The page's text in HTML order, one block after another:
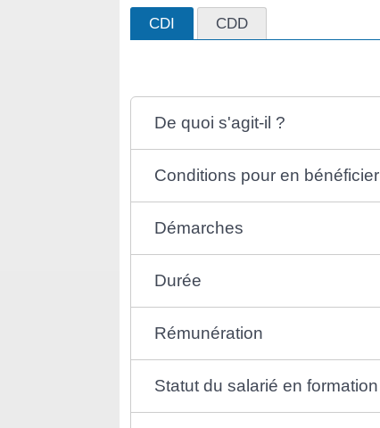
CDI CDD
De quoi s'agit-il ?
Conditions pour en bénéficier
Démarches
Durée
Rémunération
Statut du salarié en formation